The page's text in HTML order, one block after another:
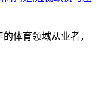
体育领域从业者，